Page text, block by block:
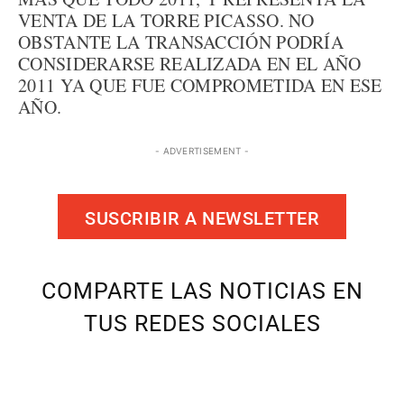
VENTA DE LA TORRE PICASSO. NO
OBSTANTE LA TRANSACCIÓN PODRÍA
CONSIDERARSE REALIZADA EN EL AÑO
2011 YA QUE FUE COMPROMETIDA EN ESE
AÑO.
- ADVERTISEMENT -
SUSCRIBIR A NEWSLETTER
COMPARTE LAS NOTICIAS EN
TUS REDES SOCIALES